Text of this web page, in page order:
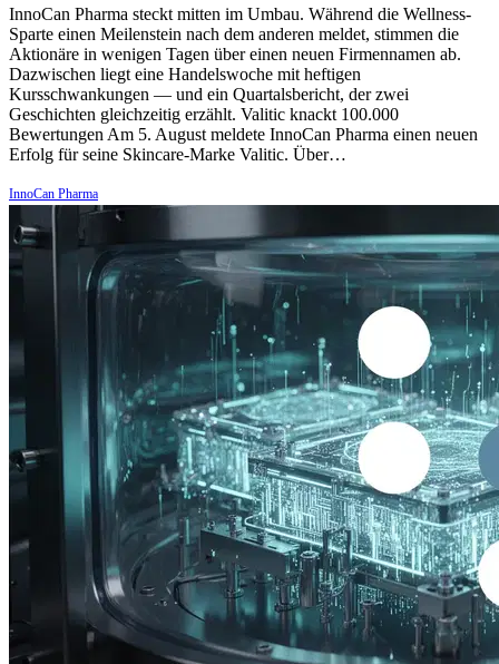
InnoCan Pharma steckt mitten im Umbau. Während die Wellness-
Sparte einen Meilenstein nach dem anderen meldet, stimmen die
Aktionäre in wenigen Tagen über einen neuen Firmennamen ab.
Dazwischen liegt eine Handelswoche mit heftigen
Kursschwankungen — und ein Quartalsbericht, der zwei
Geschichten gleichzeitig erzählt. Valitic knackt 100.000
Bewertungen Am 5. August meldete InnoCan Pharma einen neuen
Erfolg für seine Skincare-Marke Valitic. Über…
InnoCan Pharma